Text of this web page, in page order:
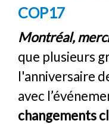
COP17
Montréal,
que plusieurs
l'anniversaire
avec
changements